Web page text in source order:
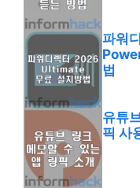
파워
법
유튜
픽 사